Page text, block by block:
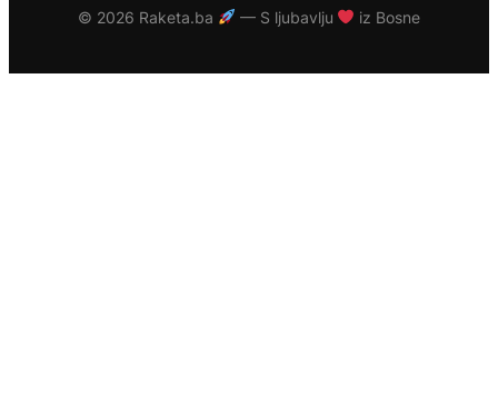
© 2026 Raketa.ba — S ljubavlju iz Bosne